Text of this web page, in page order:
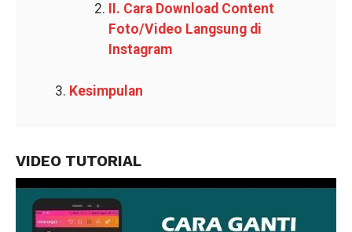
II. Cara Download Content
Foto/Video Langsung di
Instagram
Kesimpulan
VIDEO TUTORIAL